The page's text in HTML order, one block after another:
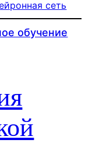
сеть
обучение